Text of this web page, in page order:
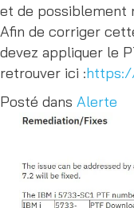
et de possiblement
Afin de corriger
devez appliquer le
retrouver ici :
Posté dans Alerte